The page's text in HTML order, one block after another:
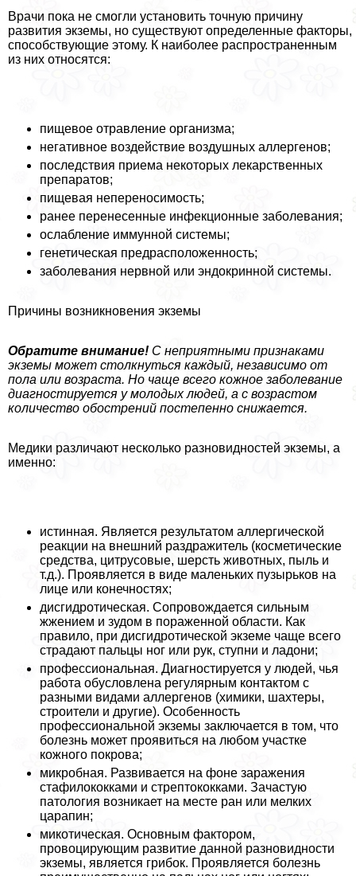
Врачи пока не смогли установить точную причину
развития экземы, но существуют определенные факторы,
способствующие этому. К наиболее распространенным
из них относятся:
пищевое отравление организма;
негативное воздействие воздушных аллергенов;
последствия приема некоторых лекарственных
препаратов;
пищевая непереносимость;
ранее перенесенные инфекционные заболевания;
ослабление иммунной системы;
генетическая предрасположенность;
заболевания нервной или эндокринной системы.
Причины возникновения экземы
Обратите внимание! С неприятными признаками
экземы может столкнуться каждый, независимо от
пола или возраста. Но чаще всего кожное заболевание
диагностируется у молодых людей, а с возрастом
количество обострений постепенно снижается.
Медики различают несколько разновидностей экземы, а
именно:
истинная. Является результатом аллергической
реакции на внешний раздражитель (косметические
средства, цитрусовые, шерсть животных, пыль и
т.д.). Проявляется в виде маленьких пузырьков на
лице или конечностях;
дисгидротическая. Сопровождается сильным
жжением и зудом в пораженной области. Как
правило, при дисгидротической экземе чаще всего
страдают пальцы ног или рук, ступни и ладони;
профессиональная. Диагностируется у людей, чья
работа обусловлена регулярным контактом с
разными видами аллергенов (химики, шахтеры,
строители и другие). Особенность
профессиональной экземы заключается в том, что
болезнь может проявиться на любом участке
кожного покрова;
микробная. Развивается на фоне заражения
стафилококками и стрептококками. Зачастую
патология возникает на месте ран или мелких
царапин;
микотическая. Основным фактором,
провоцирующим развитие данной разновидности
экземы, является грибок. Проявляется болезнь